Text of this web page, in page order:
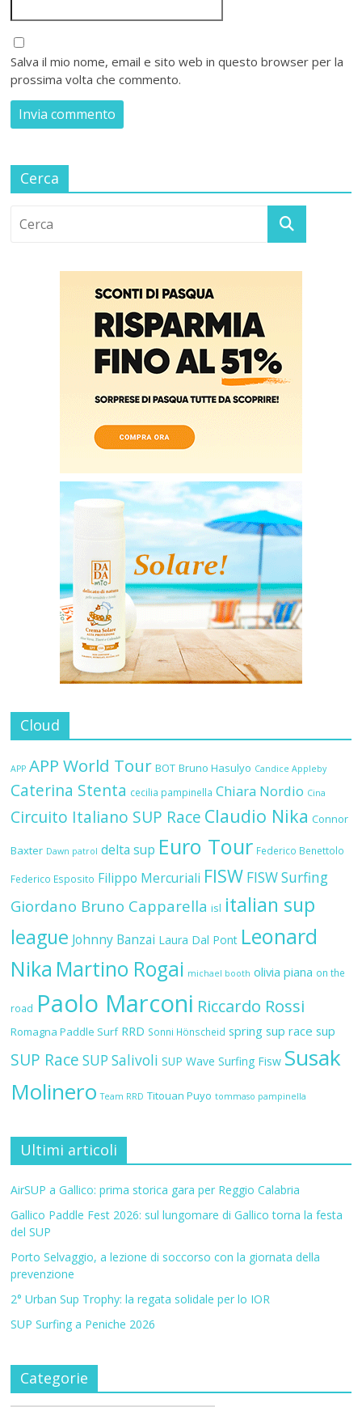
Salva il mio nome, email e sito web in questo browser per la
prossima volta che commento.
Cerca
Cloud
APP APP World Tour BOT Bruno Hasulyo Candice Appleby
Caterina Stenta cecilia pampinella Chiara Nordio Cina
Circuito Italiano SUP Race Claudio Nika Connor
Baxter Dawn patrol delta sup Euro Tour Federico Benettolo
Federico Esposito Filippo Mercuriali FISW FISW Surfing
Giordano Bruno Capparella isl italian sup
league Johnny Banzai Laura Dal Pont Leonard
Nika Martino Rogai michael booth olivia piana on the
road Paolo Marconi Riccardo Rossi
Romagna Paddle Surf RRD Sonni Hönscheid spring sup race sup
SUP Race SUP Salivoli SUP Wave Surfing Fisw Susak
Molinero Team RRD Titouan Puyo tommaso pampinella
Ultimi articoli
AirSUP a Gallico: prima storica gara per Reggio Calabria
Gallico Paddle Fest 2026: sul lungomare di Gallico torna la festa
del SUP
Porto Selvaggio, a lezione di soccorso con la giornata della
prevenzione
2° Urban Sup Trophy: la regata solidale per lo IOR
SUP Surfing a Peniche 2026
Categorie